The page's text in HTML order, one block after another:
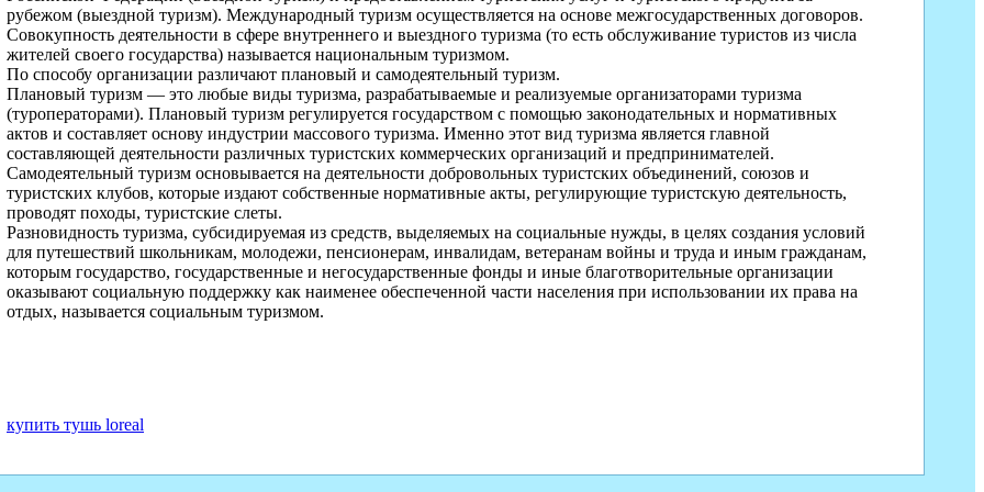
рубежом (выездной туризм). Междуна­родный туризм осуществляется на основе межгосударственных договоров.
Совокупность деятельности в сфере внутреннего и выездного туризма (то есть обслуживание туристов из числа
жителей своего государства) называется национальным туризмом.
По способу организации различают плановый и самодеятель­ный туризм.
Плановый туризм — это любые виды туризма, разрабатываемые и реализуемые организаторами туризма
(туроператорами). Плановый туризм регулируется государством с помощью законо­дательных и нормативных
актов и составляет основу индустрии массового туризма. Именно этот вид туризма является главной
составляющей деятельности различных туристских коммерческих организаций и предпринимателей.
Самодеятельный туризм основывается на деятельности добровольных туристских объединений, союзов и
туристских клу­бов, которые издают собственные нормативные акты, регулирую­щие туристскую деятельность,
проводят походы, туристские слеты.
Разновидность туризма, субсидируемая из средств, выделяе­мых на социальные нужды, в целях создания условий
для путе­шествий школьникам, молодежи, пенсионерам, инвалидам, вете­ранам войны и труда и иным гражданам,
которым государство, государственные и негосударственные фонды и иные благотвори­тельные организации
оказывают социальную поддержку как наи­менее обеспеченной части населения при использовании их права на
отдых, называется социальным туризмом.
купить тушь loreal